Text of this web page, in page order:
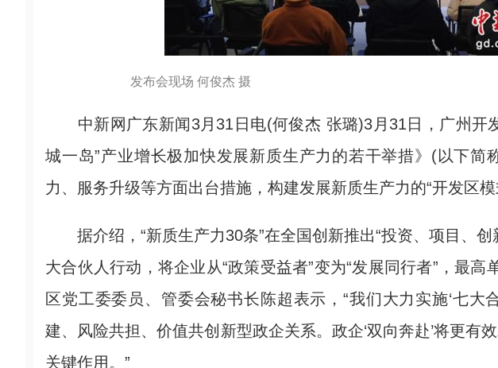
发布会现场 何俊杰 摄
中新网广东新闻3月31日电(何俊杰 张璐)3月31日，广州开
城一岛”产业增长极加快发展新质生产力的若干举措》(以下简
力、服务升级等方面出台措施，构建发展新质生产力的“开发区模
据介绍，“新质生产力30条”在全国创新推出“投资、项目、创
大合伙人行动，将企业从“政策受益者”变为“发展同行者”，最
区党工委委员、管委会秘书长陈超表示，“我们大力实施‘七大
建、风险共担、价值共创新型政企关系。政企‘双向奔赴’将更有
关键作用。”